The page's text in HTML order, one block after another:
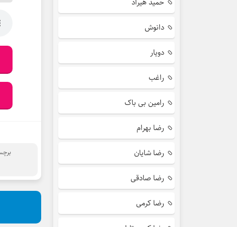
دانوش
دویار
راغب
رامین بی باک
رضا بهرام
رضا شایان
رضا صادقی
رضا کرمی